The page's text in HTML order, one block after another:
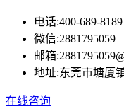
电话:400-689-8189
微信:2881795059
邮箱:
地址:东莞市塘厦
在线咨询